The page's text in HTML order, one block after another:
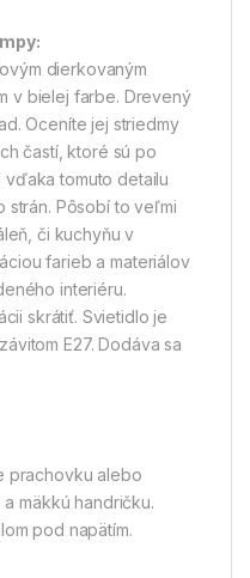
dierkovaným
v bielej farbe. Drevený
Oceníte jej striedmy
častí, ktoré sú po
tomuto detailu
strán. Pôsobí to veľmi
či kuchyňu v
farieb a materiálov
interiéru.
skrátiť. Svietidlo je
E27. Dodáva sa
prachovku alebo
mäkkú handričku.
pod napätím.